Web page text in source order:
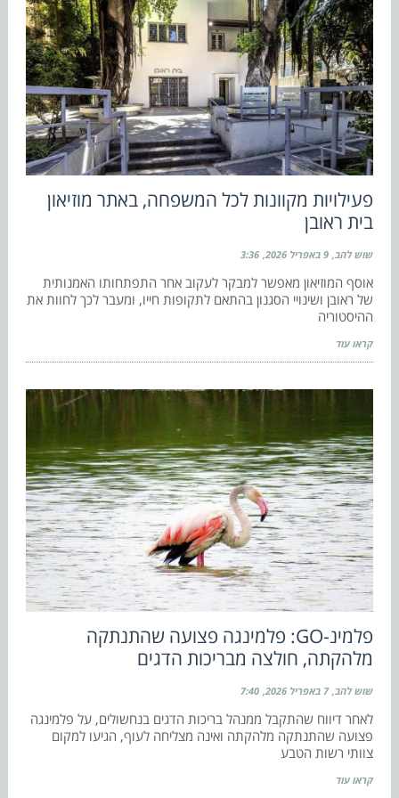
פעילויות מקוונות לכל המשפחה, באתר מוזיאון
בית ראובן
שוש להב 9 באפריל 2026 3:36
אוסף המוזיאון מאפשר למבקר לעקוב אחר התפתחותו האמנותית
של ראובן ושינויי הסגנון בהתאם לתקופות חייו, ומעבר לכך לחוות את
ההיסטוריה
קראו עוד
פלמינ-GO: פלמינגה פצועה שהתנתקה
מלהקתה, חולצה מבריכות הדגים
שוש להב 7 באפריל 2026 7:40
לאחר דיווח שהתקבל ממנהל בריכות הדגים בנחשולים, על פלמינגה
פצועה שהתנתקה מלהקתה ואינה מצליחה לעוף, הגיעו למקום
צוותי רשות הטבע
קראו עוד